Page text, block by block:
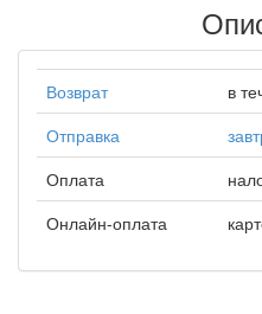
Возврат
в
Отправка
Оплата
Онлайн-оплата